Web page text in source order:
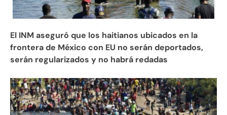
El INM aseguró que los haitianos ubicados en la
frontera de México con EU no serán deportados,
serán regularizados y no habrá redadas